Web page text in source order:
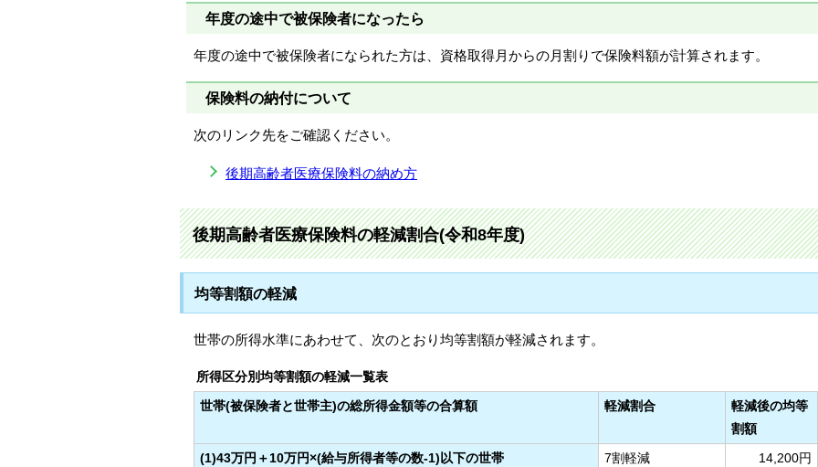
年度の途中で被保険者になったら
年度の途中で被保険者になられた方は、資格取得月からの月割りで保険料額が計算されます。
保険料の納付について
次のリンク先をご確認ください。
後期高齢者医療保険料の納め方
後期高齢者医療保険料の軽減割合(令和8年度)
均等割額の軽減
世帯の所得水準にあわせて、次のとおり均等割額が軽減されます。
所得区分別均等割額の軽減一覧表
世帯(被保険者と世帯主)の総所得金額等の合算額
軽減割合
軽減後の均等
割額
(1)43万円＋10万円×(給与所得者等の数-1)以下の世帯
7割軽減
14,200円